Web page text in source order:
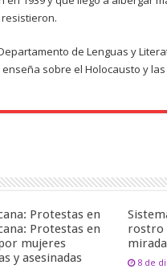
de Lenguas y
sobre el Holocausto y
Protestas en
Protestas en
mujeres
y asesinadas
rostro
mirada
8 de